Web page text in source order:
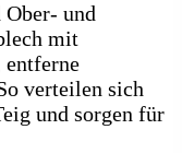
Ober- und
mit
entferne
verteilen sich
und sorgen für